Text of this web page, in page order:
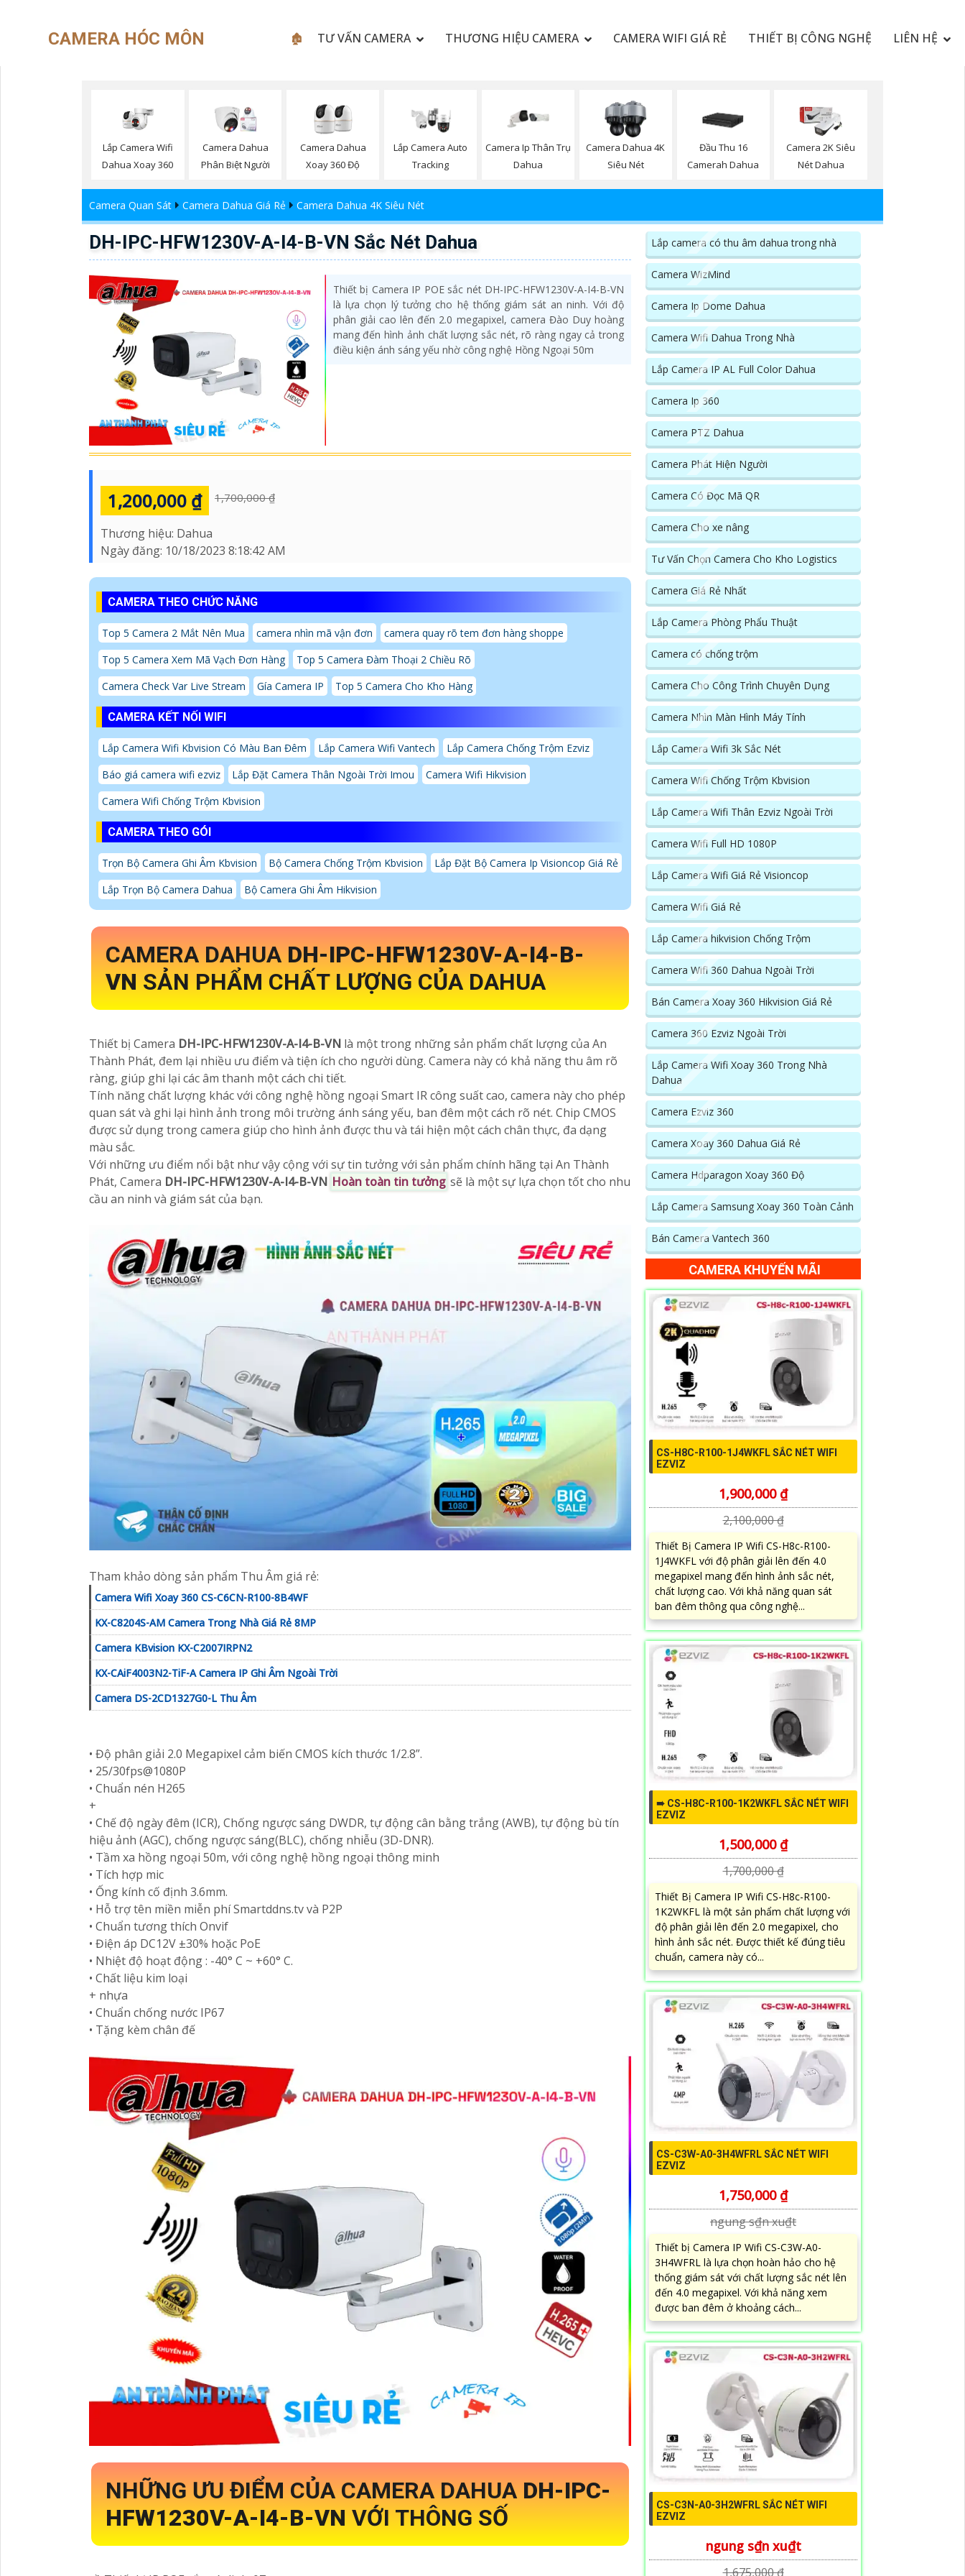
CAMERA HÓC MÔN 🏚 TƯ VẤN CAMERA THƯƠNG HIỆU CAMERA CAMERA WIFI GIÁ RẺ THIẾT BỊ CÔNG NGHỆ LIÊN HỆ
Lắp Camera Wifi
Dahua Xoay 360
Camera Dahua
Phân Biệt Người
Camera Dahua
Xoay 360 Độ
Lắp Camera Auto
Tracking
Camera Ip Thân Trụ
Dahua
Camera Dahua 4K
Siêu Nét
Đầu Thu 16
Camerah Dahua
Camera 2K Siêu
Nét Dahua
Camera Quan Sát Camera Dahua Giá Rẻ Camera Dahua 4K Siêu Nét
DH-IPC-HFW1230V-A-I4-B-VN Sắc Nét Dahua
Thiết bị Camera IP POE sắc nét DH-IPC-HFW1230V-A-I4-B-VN
là lựa chọn lý tưởng cho hệ thống giám sát an ninh. Với độ
phân giải cao lên đến 2.0 megapixel, camera Đào Duy hoàng
mang đến hình ảnh chất lượng sắc nét, rõ ràng ngay cả trong
điều kiện ánh sáng yếu nhờ công nghệ Hồng Ngoại 50m
1,200,000 ₫ 1,700,000 ₫
Thương hiệu: Dahua
Ngày đăng: 10/18/2023 8:18:42 AM
CAMERA THEO CHỨC NĂNG
Top 5 Camera 2 Mắt Nên Mua camera nhìn mã vận đơn
camera quay rõ tem đơn hàng shoppe
Top 5 Camera Xem Mã Vạch Đơn Hàng
Top 5 Camera Đàm Thoại 2 Chiều Rõ
Camera Check Var Live Stream
Gía Camera IP Top 5 Camera Cho Kho Hàng
CAMERA KẾT NỐI WIFI
Lắp Camera Wifi Kbvision Có Màu Ban Đêm Lắp Camera Wifi Vantech
Lắp Camera Chống Trộm Ezviz
Báo giá camera wifi ezviz
Lắp Đặt Camera Thân Ngoài Trời Imou
Camera Wifi Hikvision
Camera Wifi Chống Trộm Kbvision
CAMERA THEO GÓI
Trọn Bộ Camera Ghi Âm Kbvision Bộ Camera Chống Trộm Kbvision
Lắp Đặt Bộ Camera Ip Visioncop Giá Rẻ
Lắp Trọn Bộ Camera Dahua
Bộ Camera Ghi Âm Hikvision
CAMERA DAHUA DH-IPC-HFW1230V-A-I4-B-
VN SẢN PHẨM CHẤT LƯỢNG CỦA DAHUA
Thiết bị Camera DH-IPC-HFW1230V-A-I4-B-VN là một trong những sản phẩm chất lượng của An
Thành Phát, đem lại nhiều ưu điểm và tiện ích cho người dùng. Camera này có khả năng thu âm rõ
ràng, giúp ghi lại các âm thanh một cách chi tiết.
Tính năng chất lượng khác với công nghệ hồng ngoại Smart IR công suất cao, camera này cho phép
quan sát và ghi lại hình ảnh trong môi trường ánh sáng yếu, ban đêm một cách rõ nét. Chip CMOS
được sử dụng trong camera giúp cho hình ảnh được thu và tái hiện một cách chân thực, đa dạng
màu sắc.
Với những ưu điểm nổi bật như vậy cộng với sự tin tưởng với sản phẩm chính hãng tại An Thành
Phát, Camera DH-IPC-HFW1230V-A-I4-B-VN Hoàn toàn tin tưởng sẽ là một sự lựa chọn tốt cho nhu
cầu an ninh và giám sát của bạn.
Tham khảo dòng sản phẩm Thu Âm giá rẻ:
Camera Wifi Xoay 360 CS-C6CN-R100-8B4WF
KX-C8204S-AM Camera Trong Nhà Giá Rẻ 8MP
Camera KBvision KX-C2007IRPN2
KX-CAiF4003N2-TiF-A Camera IP Ghi Âm Ngoài Trời
Camera DS-2CD1327G0-L Thu Âm
• Độ phân giải 2.0 Megapixel cảm biến CMOS kích thước 1/2.8”.
• 25/30fps@1080P
• Chuẩn nén H265
+
• Chế độ ngày đêm (ICR), Chống ngược sáng DWDR, tự động cân bằng trắng (AWB), tự động bù tín
hiệu ảnh (AGC), chống ngược sáng(BLC), chống nhiễu (3D-DNR).
• Tầm xa hồng ngoại 50m, với công nghệ hồng ngoại thông minh
• Tích hợp mic
• Ống kính cố định 3.6mm.
• Hỗ trợ tên miền miễn phí Smartddns.tv và P2P
• Chuẩn tương thích Onvif
• Điện áp DC12V ±30% hoặc PoE
• Nhiệt độ hoạt động : -40° C ~ +60° C.
• Chất liệu kim loại
+ nhựa
• Chuẩn chống nước IP67
• Tặng kèm chân đế
NHỮNG ƯU ĐIỂM CỦA CAMERA DAHUA DH-IPC-
HFW1230V-A-I4-B-VN VỚI THÔNG SỐ
Lắp camera có thu âm dahua trong nhà
Camera WizMind
Camera Ip Dome Dahua
Camera Wifi Dahua Trong Nhà
Lắp Camera IP AL Full Color Dahua
Camera Ip 360
Camera PTZ Dahua
Camera Phát Hiện Người
Camera Có Đọc Mã QR
Camera Cho xe nâng
Tư Vấn Chọn Camera Cho Kho Logistics
Camera Giá Rẻ Nhất
Lắp Camera Phòng Phẩu Thuật
Camera có chống trộm
Camera Cho Công Trình Chuyên Dụng
Camera Nhìn Màn Hình Máy Tính
Lắp Camera Wifi 3k Sắc Nét
Camera Wifi Chống Trộm Kbvision
Lắp Camera Wifi Thân Ezviz Ngoài Trời
Camera Wifi Full HD 1080P
Lắp Camera Wifi Giá Rẻ Visioncop
Camera Wifi Giá Rẻ
Lắp Camera hikvision Chống Trộm
Camera Wifi 360 Dahua Ngoài Trời
Bán Camera Xoay 360 Hikvision Giá Rẻ
Camera 360 Ezviz Ngoài Trời
Lắp Camera Wifi Xoay 360 Trong Nhà
Dahua
Camera Ezviz 360
Camera Xoay 360 Dahua Giá Rẻ
Camera Hdparagon Xoay 360 Độ
Lắp Camera Samsung Xoay 360 Toàn Cảnh
Bán Camera Vantech 360
CAMERA KHUYẾN MÃI
CS-H8C-R100-1J4WKFL SẮC NÉT WIFI
EZVIZ
1,900,000 ₫
2,100,000 ₫
Thiết Bị Camera IP Wifi CS-H8c-R100-
1J4WKFL với độ phân giải lên đến 4.0
megapixel mang đến hình ảnh sắc nét,
chất lượng cao. Với khả năng quan sát
ban đêm thông qua công nghệ...
➠ CS-H8C-R100-1K2WKFL SẮC NÉT WIFI
EZVIZ
1,500,000 ₫
1,700,000 ₫
Thiết Bị Camera IP Wifi CS-H8c-R100-
1K2WKFL là một sản phẩm chất lượng với
độ phân giải lên đến 2.0 megapixel, cho
hình ảnh sắc nét. Được thiết kế đúng tiêu
chuẩn, camera này có...
CS-C3W-A0-3H4WFRL SẮC NÉT WIFI
EZVIZ
1,750,000 ₫
ngung s₫n xu₫t
Thiết bị Camera IP Wifi CS-C3W-A0-
3H4WFRL là lựa chọn hoàn hảo cho hệ
thống giám sát với chất lượng sắc nét lên
đến 4.0 megapixel. Với khả năng xem
được ban đêm ở khoảng cách...
CS-C3N-A0-3H2WFRL SẮC NÉT WIFI
EZVIZ
ngung s₫n xu₫t
1,675,000 ₫